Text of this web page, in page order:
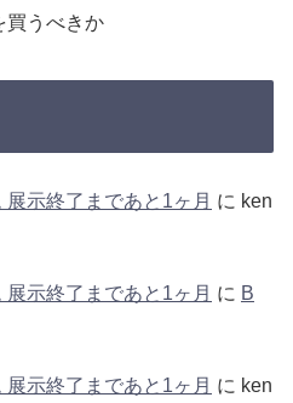
買うべきか
示終了まであと1ヶ月 に ken
示終了まであと1ヶ月 に B
示終了まであと1ヶ月 に ken